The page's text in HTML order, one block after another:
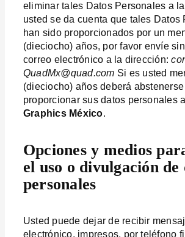
eliminar tales Datos Personales a
usted se da cuenta que tales Datos
han sido proporcionados por un
(dieciocho) años, por favor envíe
correo electrónico a la dirección:
QuadMx@quad.com Si es usted
(dieciocho) años deberá
proporcionar sus datos personales a
Graphics México.
Opciones y medios
el uso o divulgación de
personales
Usted puede dejar de recibir
electrónico, impresos, por teléfono